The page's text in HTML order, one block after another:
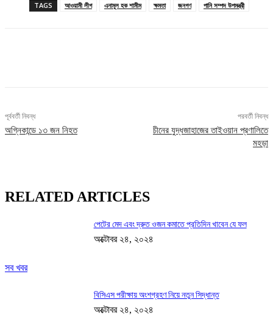
TAGS আওয়ামী লীগ এনামূল হক শামীম ক্ষমতা জনগণ পানি সম্পদ উপমন্ত্রী
পূর্ববর্তী নিবন্ধ
অগ্নিকান্ডে ১৩ জন নিহত
পরবর্তী নিবন্ধ
চীনের যুদ্ধজাহাজের তাইওয়ান প্রণালিতে
মহড়া
RELATED ARTICLES
সব খবর
পেটের মেদ এবং দ্রুত ওজন কমাতে প্রতিদিন খাবেন যে ফল
অক্টোবর ২৪, ২০২৪
বিসিএস পরীক্ষায় অংশগ্রহণ নিয়ে নতুন সিদ্ধান্ত
অক্টোবর ২৪, ২০২৪